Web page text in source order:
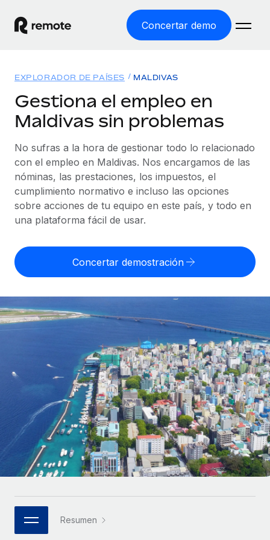
Concertar demo
EMPLEO GLOBAL
Nómina global
Gestiona las nóminas de forma sencilla y conforme a la
legalidad.
Employer of Record
Expándete en todo el mundo sin gastar en entidades.
cumpliendo la normativa.
Externaliza tareas laborales complejas.
INFRAESTRUCTURA
Conexión Remote
Integra los RR. HH. en tus flujos de trabajo sin
complicaciones.
Plataforma
Funciones esenciales de RR. HH. integradas para tu
Conectar
Conecta cualquier herramienta de IA con Remote
Soluciones
COBERTURA MUNDIAL
Explorador de países
Consulta el soporte del empleo global según el país.
Explorador estatal de EE. UU.
Simplifica la contratación en todos los estados de EE.
Comparador de Remote
Compáranos con otras empresas.
ETAPAS DE CRECIMIENTO
Soluciones ágiles de RR. HH. globales y nóminas para
empresas en crecimiento.
Mediana empresa
Amplía tu equipo con soluciones de RR. HH.
personalizadas.
Empresa
RR. HH. globales para grandes empresas.
ASOCIARSE
Socios tecnológicos estratégicos
Integra la gestión de los RR. HH. globales en tu
Recursos
HERRAMIENTAS Y CALCULADORAS
Calculadora del riesgo de clasificación errónea
Consulta el riesgo de clasificación errónea por país.
cualquier país.
Descubre opciones de divisas y tiempos de pago para
autónomos globales.
APRENDIZAJE CON REMOTE
Guías y recursos
Casos prácticos
Glosario de RR. HH.
Listas de verificación y plantillas
Biblioteca de descripciones de puestos
Webinarios
Precios
English
Nederlands
Français
Español
Italiano
Português (Portugal)
日本語
한국어
中文（简体）
EXPLORADOR DE PAÍSES MALDIVAS
Gestiona el empleo en
Maldivas sin problemas
No sufras a la hora de gestionar todo lo relacionado
con el empleo en Maldivas. Nos encargamos de las
nóminas, las prestaciones, los impuestos, el
cumplimiento normativo e incluso las opciones
sobre acciones de tu equipo en este país, y todo en
una plataforma fácil de usar.
Concertar demostración
Resumen